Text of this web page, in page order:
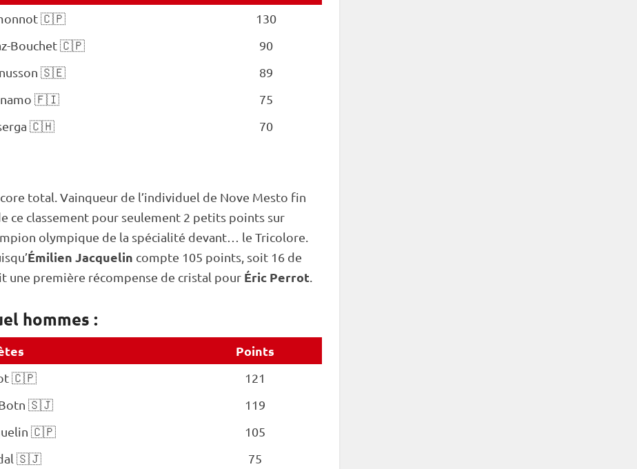
🇨🇵
130
Bouchet 🇨🇵
90
🇸🇪
89
🇫🇮
75
🇨🇭
70
total. Vainqueur de l’individuel de Nove Mesto fin
ce classement pour seulement 2 petits points sur
olympique de la spécialité devant… le Tricolore.
Émilien Jacquelin compte 105 points, soit 16 de
une première récompense de cristal pour Éric Perrot
hommes :
Points
🇨🇵
121
Botn 🇸🇯
119
🇨🇵
105
🇸🇯
75